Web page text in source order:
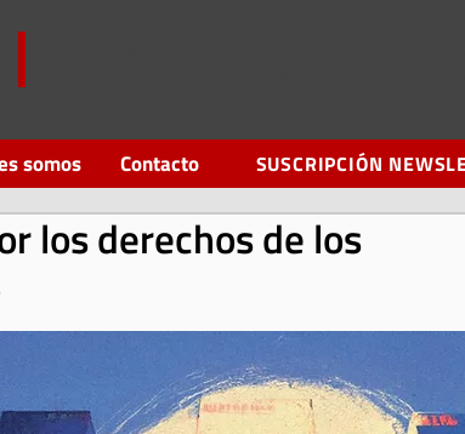
somos Contacto SUSCRIPCIÓN
los derechos de los